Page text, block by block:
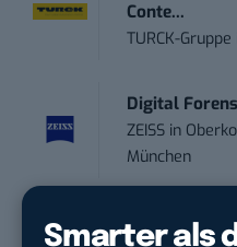
Smarter als
Conte...
TURCK-Gruppe
Digital
ZEISS in
München
Social Media